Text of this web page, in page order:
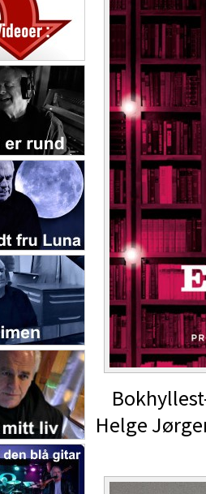
Helge